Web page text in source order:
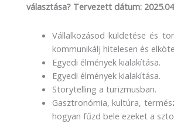
választása? Tervezett dátum:
Vállalkozásod küldetése és
kommunikálj hitelesen és
Egyedi élmények kialakítása.
Egyedi élmények kialakítása.
Storytelling a turizmusban.
Gasztronómia, kultúra,
hogyan fűzd bele ezeket a